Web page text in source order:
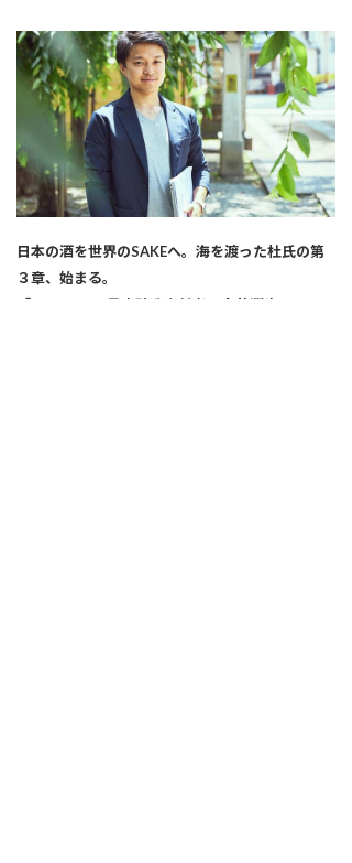
日本の酒を世界のSAKEへ。海を渡った杜氏の第
３章、始まる。
「WAKAZE」最高醸造責任者 今井翔也